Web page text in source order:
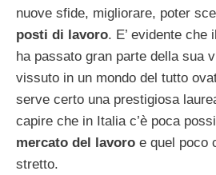
nuove sfide, migliorare, poter
posti di lavoro. E’ evidente che
ha passato gran parte della sua
vissuto in un mondo del tutto
serve certo una prestigiosa
capire che in Italia c’è poca
mercato del lavoro e quel poco
stretto.